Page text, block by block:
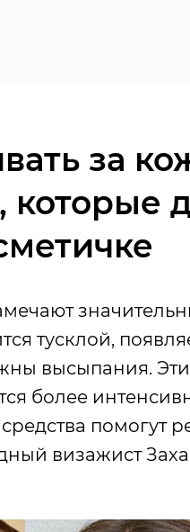
за
которые
тусклой,
высыпания.
более
помогут
визажист